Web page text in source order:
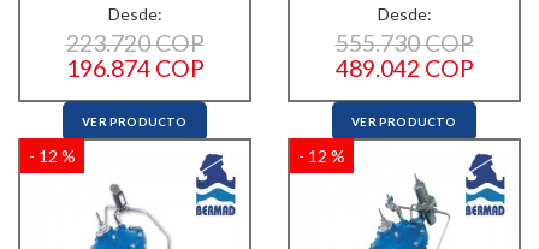
Desde:
223.720 COP
196.874 COP
VER PRODUCTO
Desde:
555.730 COP
489.042 COP
VER PRODUCTO
- 12 % - 12 %